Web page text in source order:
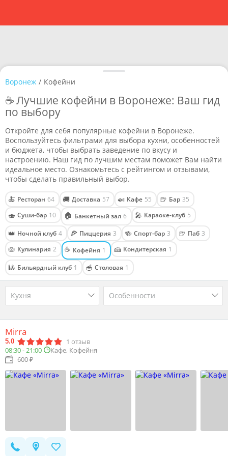
Воронеж / Кофейни
☕ Лучшие кофейни в Воронеже: Ваш гид
по выбору
Откройте для себя популярные кофейни в Воронеже.
Воспользуйтесь фильтрами для выбора кухни, особенностей
и бюджета, чтобы выбрать заведение по вкусу и
настроению. Наш гид по лучшим местам поможет Вам найти
идеальное место. Ознакомьтесь с рейтингом и отзывами,
чтобы сделать правильный выбор.
🍝 Ресторан 64 🚚 Доставка 57 🍛 Кафе 55 🍺 Бар 35
🍣 Суши-бар 10 🏠 Банкетный зал 6 🎤 Караоке-клуб 5
👑 Ночной клуб 4 🍕 Пиццерия 3 🍻 Спорт-бар 3 🍺 Паб 3
🥧 Кулинария 2 ☕ Кофейня 1 🍰 Кондитерская 1
🎱 Бильярдный клуб 1 🥣 Столовая 1
Кухня Особенности
Mirra
5.0 1 отзыв
08:30 - 21:00
Кафе, Кофейня
600 ₽